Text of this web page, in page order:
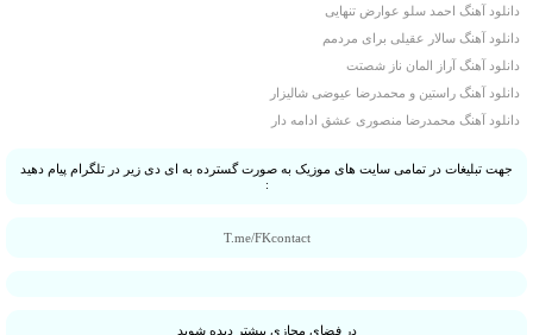
دانلود آهنگ احمد سلو عوارض تنهایی
دانلود آهنگ سالار عقیلی برای مردمم
دانلود آهنگ آراز المان ناز شصتت
دانلود آهنگ راستین و محمدرضا عیوضی شالیزار
دانلود آهنگ محمدرضا منصوری عشق ادامه دار
جهت تبلیغات در تمامی سایت های موزیک به صورت گسترده به ای دی زیر در تلگرام پیام دهید
:
T.me/FKcontact
در فضای مجازی بیشتر دیده شوید